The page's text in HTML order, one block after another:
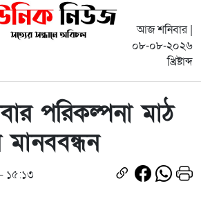
আজ শনিবার |
০৮-০৮-২০২৬
খ্রিষ্টাব্দ
পরিকল্পনা মাঠ
মানববন্ধন
১৫:১৩